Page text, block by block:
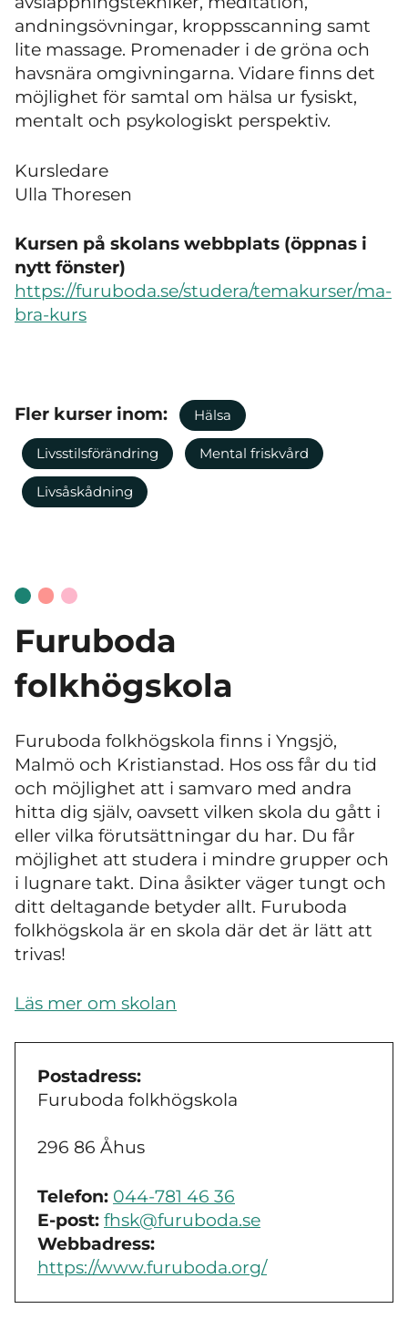
andningsövningar, kroppsscanning samt
lite massage. Promenader i de gröna och
havsnära omgivningarna. Vidare finns det
möjlighet för samtal om hälsa ur fysiskt,
mentalt och psykologiskt perspektiv.
Kursledare
Ulla Thoresen
Kursen på skolans webbplats (öppnas i
nytt fönster)
https://furuboda.se/studera/temakurser/ma-
bra-kurs
Fler kurser inom: Hälsa
Livsstilsförändring Mental friskvård
Livsåskådning
Furuboda
folkhögskola
Furuboda folkhögskola finns i Yngsjö,
Malmö och Kristianstad. Hos oss får du tid
och möjlighet att i samvaro med andra
hitta dig själv, oavsett vilken skola du gått i
eller vilka förutsättningar du har. Du får
möjlighet att studera i mindre grupper och
i lugnare takt. Dina åsikter väger tungt och
ditt deltagande betyder allt. Furuboda
folkhögskola är en skola där det är lätt att
trivas!
Läs mer om skolan
Postadress:
Furuboda folkhögskola
296 86 Åhus
Telefon: 044-781 46 36
E-post: fhsk@furuboda.se
Webbadress:
https://www.furuboda.org/